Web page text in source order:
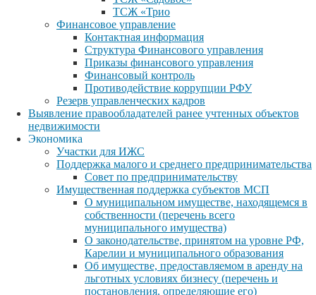
ТСЖ «Трио
Финансовое управление
Контактная информация
Структура Финансового управления
Приказы финансового управления
Финансовый контроль
Противодействие коррупции РФУ
Резерв управленческих кадров
Выявление правообладателей ранее учтенных объектов
недвижимости
Экономика
Участки для ИЖС
Поддержка малого и среднего предпринимательства
Совет по предпринимательству
Имущественная поддержка субъектов МСП
О муниципальном имуществе, находящемся в
собственности (перечень всего
муниципального имущества)
О законодательстве, принятом на уровне РФ,
Карелии и муниципального образования
Об имуществе, предоставляемом в аренду на
льготных условиях бизнесу (перечень и
постановления, определяющие его)